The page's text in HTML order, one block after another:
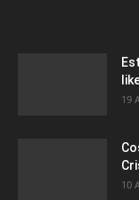
19
10